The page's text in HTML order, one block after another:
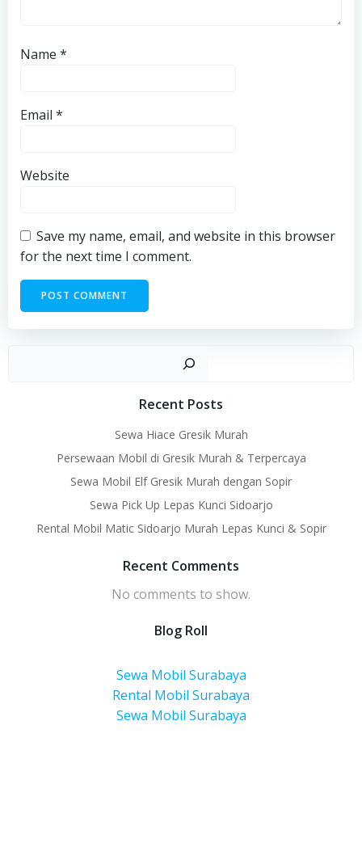
Name *
Email *
Website
Save my name, email, and website in this browser
for the next time I comment.
Recent Posts
Sewa Hiace Gresik Murah
Persewaan Mobil di Gresik Murah & Terpercaya
Sewa Mobil Elf Gresik Murah dengan Sopir
Sewa Pick Up Lepas Kunci Sidoarjo
Rental Mobil Matic Sidoarjo Murah Lepas Kunci & Sopir
Recent Comments
No comments to show.
Blog Roll
Sewa Mobil Surabaya
Rental Mobil Surabaya
Sewa Mobil Surabaya